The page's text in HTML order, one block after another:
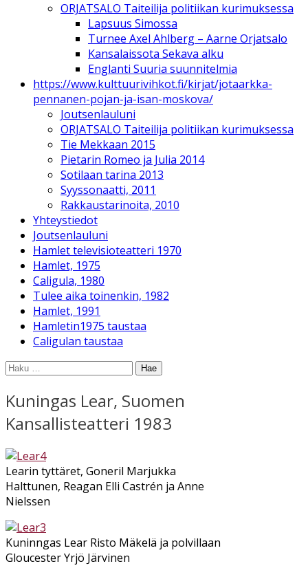
ORJATSALO Taiteilija politiikan kurimuksessa
Lapsuus Simossa
Turnee Axel Ahlberg – Aarne Orjatsalo
Kansalaissota Sekava alku
Englanti Suuria suunnitelmia
https://www.kulttuurivihkot.fi/kirjat/jotaarkka-
pennanen-pojan-ja-isan-moskova/
Joutsenlauluni
ORJATSALO Taiteilija politiikan kurimuksessa
Tie Mekkaan 2015
Pietarin Romeo ja Julia 2014
Sotilaan tarina 2013
Syyssonaatti, 2011
Rakkaustarinoita, 2010
Yhteystiedot
Joutsenlauluni
Hamlet televisioteatteri 1970
Hamlet, 1975
Caligula, 1980
Tulee aika toinenkin, 1982
Hamlet, 1991
Hamletin1975 taustaa
Caligulan taustaa
Haku:
Kuningas Lear, Suomen
Kansallisteatteri 1983
Learin tyttäret, Goneril Marjukka
Halttunen, Reagan Elli Castrén ja Anne
Nielssen
Kuninngas Lear Risto Mäkelä ja polvillaan
Gloucester Yrjö Järvinen